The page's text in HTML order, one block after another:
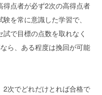
点者が必ず2次の高得点者
を常に意識した学習で、
で目標の点数を取れなく
ら、ある程度は挽回が可能
次でどれだけとれば合格で